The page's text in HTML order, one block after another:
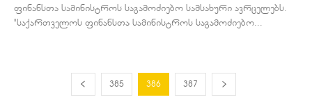
ფინანსთა სამინისტროს საგამოძიებო სამსახური ავრცელებს.
"საქართველოს ფინანსთა სამინისტროს საგამოძიებო...
385 386 387